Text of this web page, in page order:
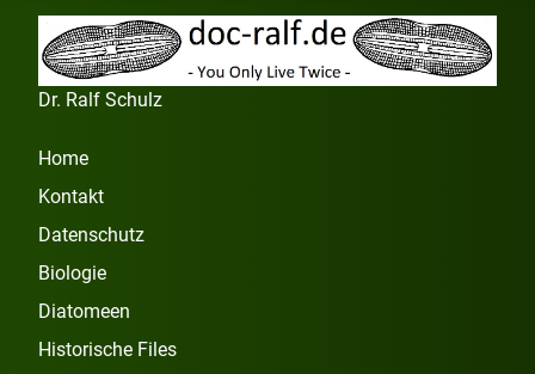
Dr. Ralf Schulz
Home
Kontakt
Datenschutz
Biologie
Diatomeen
Historische Files